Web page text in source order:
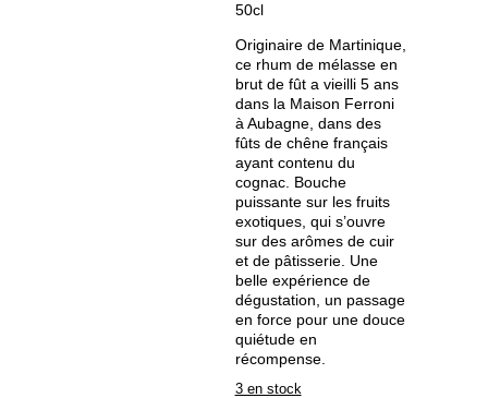
50cl
Originaire de Martinique,
ce rhum de mélasse en
brut de fût a vieilli 5 ans
dans la Maison Ferroni
à Aubagne, dans des
fûts de chêne français
ayant contenu du
cognac. Bouche
puissante sur les fruits
exotiques, qui s’ouvre
sur des arômes de cuir
et de pâtisserie. Une
belle expérience de
dégustation, un passage
en force pour une douce
quiétude en
récompense.
3 en stock